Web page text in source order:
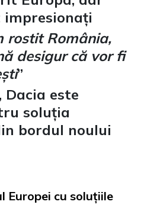
rostit România,
desigur că vor fi
”
Dacia este
soluția
bordul noului
Europei cu soluțiile